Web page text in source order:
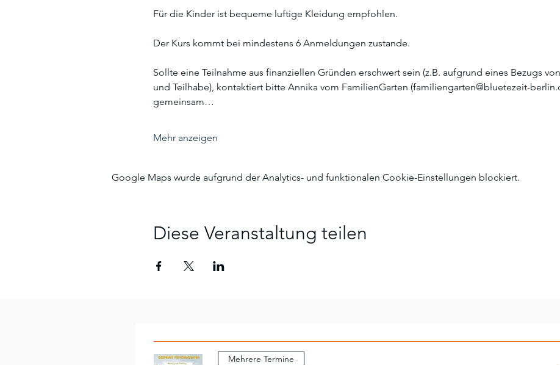
Für die Kinder ist bequeme luftige Kleidung empfohlen.
Der Kurs kommt bei mindestens 6 Anmeldungen zustande.
Sollte eine Teilnahme aus finanziellen Gründen erschwert sein (z.B. aufgrund eines Bezugs
und Teilhabe), kontaktiert bitte Annika vom FamilienGarten (familiengarten@bluetezeit-
gemeinsam…
Mehr anzeigen
Google Maps wurde aufgrund der Analytics- und funktionalen Cookie-Einstellungen blockiert.
Diese Veranstaltung teilen
Mehrere Termine